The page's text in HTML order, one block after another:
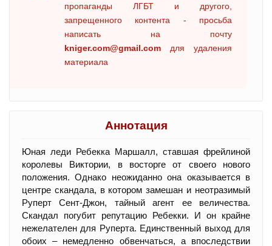
пропаганды ЛГБТ и другого,
запрещенного контента - просьба
написать на почту
kniger.com@gmail.com для удаления
материала
Аннотация
Юная леди Ребекка Маршалл, ставшая фрейлиной
королевы Виктории, в восторге от своего нового
положения. Однако неожиданно она оказывается в
центре скандала, в котором замешан и неотразимый
Руперт Сент-Джон, тайный агент ее величества.
Скандал погубит репутацию Ребекки. И он крайне
нежелателен для Руперта. Единственный выход для
обоих – немедленно обвенчаться, а впоследствии